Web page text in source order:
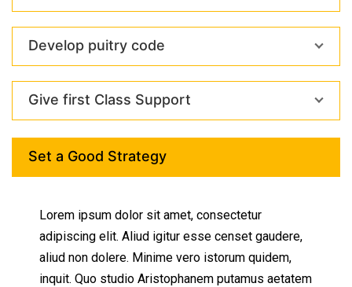
Develop puitry code
Give first Class Support
Set a Good Strategy
Lorem ipsum dolor sit amet, consectetur
adipiscing elit. Aliud igitur esse censet gaudere,
aliud non dolere. Minime vero istorum quidem,
inquit. Quo studio Aristophanem putamus aetatem